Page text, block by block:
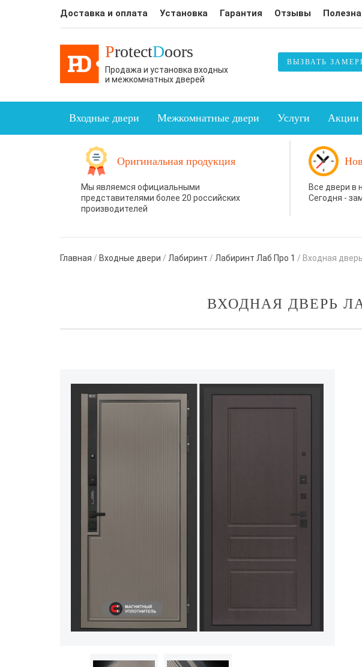
Доставка и оплата Установка Гарантия Отзывы
ProtectDoors
Продажа и установка входных
и межкомнатных дверей
ВЫЗВАТЬ
Входные двери Межкомнатные двери Услуги Акции
Оригинальная продукция
Мы являемся официальными
представителями более 20 российских
производителей
Все двери в
Сегодня -
Главная / Входные двери / Лабиринт / Лабиринт Лаб Про 1 / Входная
ВХОДНАЯ ДВЕРЬ